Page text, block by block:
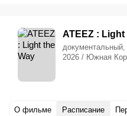
ATEEZ : Light
2026 / Южная
О фильме Расписание